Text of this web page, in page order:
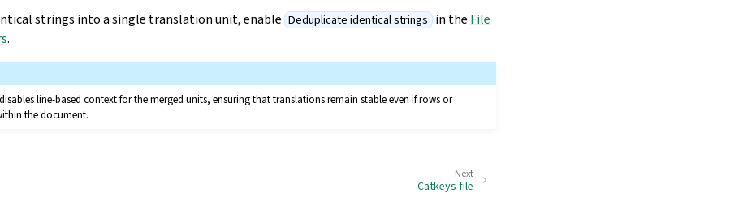
strings into a single translation unit, enable Deduplicate identical strings in the File
.
line-based context for the merged units, ensuring that translations remain stable even if rows or
the document.
Next
Catkeys file